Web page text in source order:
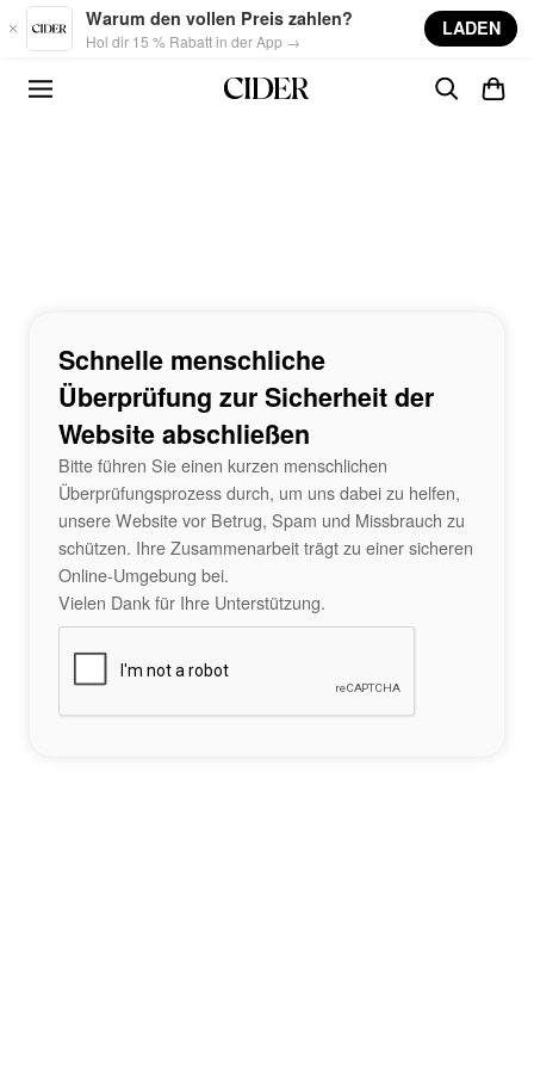
Skip to main content
Warum den vollen Preis zahlen?
Hol dir 15 % Rabatt in der App →
LADEN
Schnelle menschliche
Überprüfung zur Sicherheit der
Website abschließen
Bitte führen Sie einen kurzen menschlichen
Überprüfungsprozess durch, um uns dabei zu helfen,
unsere Website vor Betrug, Spam und Missbrauch zu
schützen. Ihre Zusammenarbeit trägt zu einer sicheren
Online-Umgebung bei.
Vielen Dank für Ihre Unterstützung.